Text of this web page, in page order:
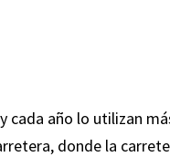
año lo utilizan
donde la